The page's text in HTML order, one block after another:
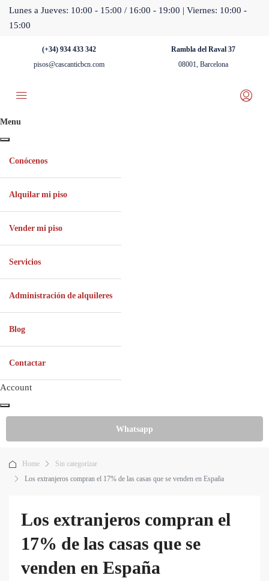
Lunes a Jueves: 10:00 - 15:00 / 16:00 - 19:00 | Viernes: 10:00 -
15:00
(+34) 934 433 342
pisos@cascanticbcn.com
Rambla del Raval 37
08001, Barcelona
Menu
Conócenos
Alquilar mi piso
Vender mi piso
Servicios
Administración de alquileres
Blog
Contactar
Account
Whatsapp
Home
Sin categorizar
Los extranjeros compran el 17% de las casas que se venden en España
Los extranjeros compran el
17% de las casas que se
venden en España